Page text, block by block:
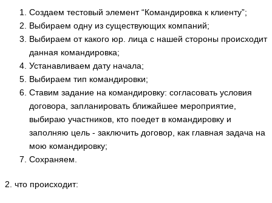
Создаем тестовый элемент “Командировка к клиенту”;
Выбираем одну из существующих компаний;
Выбираем от какого юр. лица с нашей стороны происходит
данная командировка;
Устанавливаем дату начала;
Выбираем тип командировки;
Ставим задание на командировку: согласовать условия
договора, запланировать ближайшее мероприятие,
выбираю участников, кто поедет в командировку и
заполняю цель - заключить договор, как главная задача на
мою командировку;
Сохраняем.
2. что происходит: